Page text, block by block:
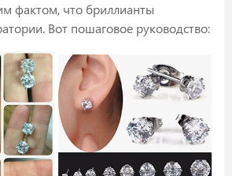
фактом, что бриллианты
Вот пошаговое руководство: